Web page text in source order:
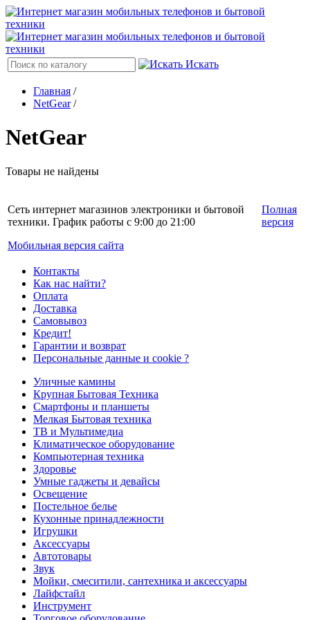
Искать
Главная /
NetGear/
NetGear
Товары не найдены
Сеть интернет магазинов электроники и бытовой
техники. График работы с 9:00 до 21:00
Мобильная версия сайта
Полная
версия
Контакты
Как нас найти?
Оплата
Доставка
Самовывоз
Кредит!
Гарантии и возврат
Персональные данные и cookie ?
Уличные камины
Крупная Бытовая Техника
Смартфоны и планшеты
Мелкая Бытовая техника
ТВ и Мультимедиа
Климатическое оборудование
Компьютерная техника
Здоровье
Умные гаджеты и девайсы
Освещение
Постельное белье
Кухонные принадлежности
Игрушки
Аксессуары
Автотовары
Звук
Мойки, смеситили, сантехника и аксессуары
Лайфстайл
Инструмент